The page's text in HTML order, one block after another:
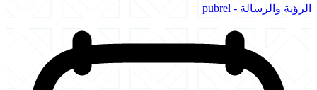
الرؤية والرسالة - pubrel